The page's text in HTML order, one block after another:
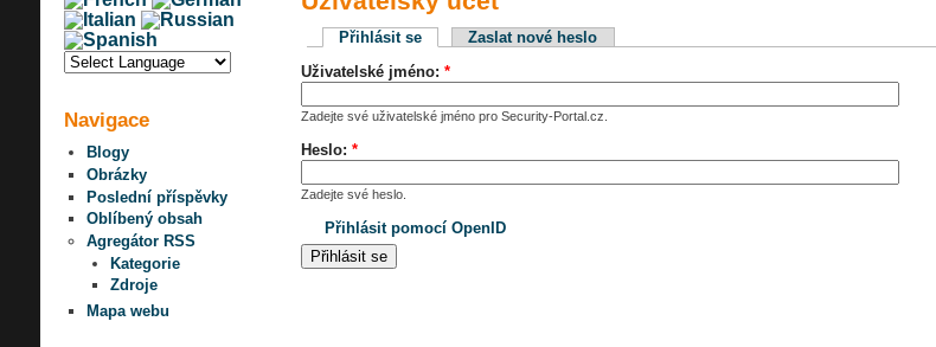
Navigace
Blogy
Obrázky
Poslední příspěvky
Oblíbený obsah
Agregátor RSS
Kategorie
Zdroje
Mapa webu
Přihlásit se
Zaslat nové heslo
Uživatelské jméno: *
Zadejte své uživatelské jméno pro Security-Portal.cz.
Heslo: *
Zadejte své heslo.
Přihlásit pomocí OpenID